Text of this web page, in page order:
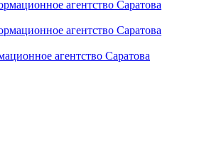
агентство Саратова